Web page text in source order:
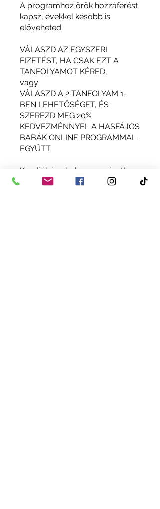
A programhoz örök hozzáférést
kapsz, évekkel később is
előveheted.
VÁLASZD AZ EGYSZERI
FIZETÉST, HA CSAK EZT A
TANFOLYAMOT KÉRED,
vagy
VÁLASZD A 2 TANFOLYAM 1-
BEN LEHETŐSÉGET, ÉS
SZEREZD MEG 20%
KEDVEZMÉNNYEL A HASFÁJÓS
BABÁK ONLINE PROGRAMMAL
EGYÜTT.
Kezdjük is a babamasszázst!